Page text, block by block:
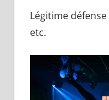
Légitime
etc.